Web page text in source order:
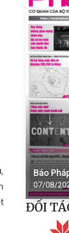
Báo
07/08/
ĐỐI